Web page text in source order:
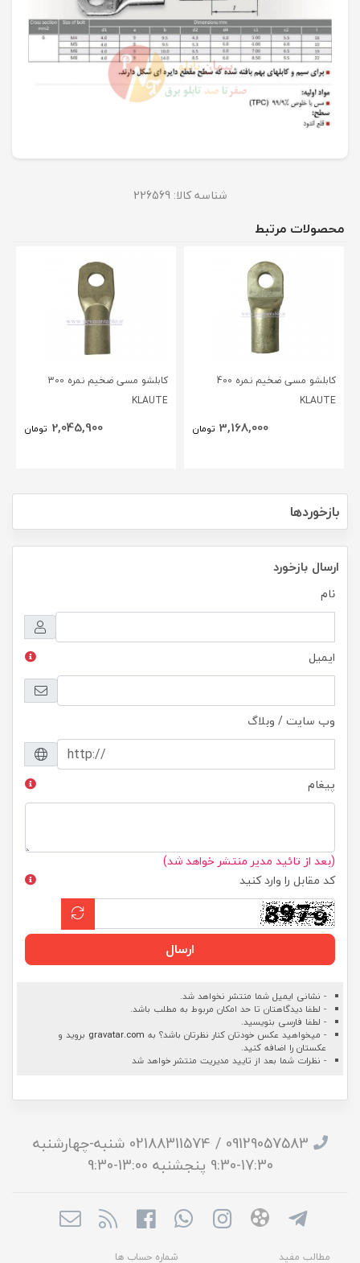
شناسه کالا: 226569
محصولات مرتبط
کابلشو مسی ضخیم نمره 400
KLAUTE
3,168,000 تومان
کابلشو مسی ضخیم نمره 300
KLAUTE
2,045,900 تومان
بازخوردها
ارسال بازخورد
نام
ایمیل
وب سایت / وبلاگ
پیغام
(بعد از تائید مدیر منتشر خواهد شد)
کد مقابل را وارد کنید
ارسال
- نشانی ایمیل شما منتشر نخواهد شد.
- لطفا دیدگاهتان تا حد امکان مربوط به مطلب باشد.
- لطفا فارسی بنویسید.
- میخواهید عکس خودتان کنار نظرتان باشد؟ به gravatar.com بروید و
عکستان را اضافه کنید.
- نظرات شما بعد از تایید مدیریت منتشر خواهد شد
09129057583 / 02188311574 شنبه-چهارشنبه
17:30-9:30 پنجشنبه 13:00-9:30
مطالب مفید شماره حساب ها